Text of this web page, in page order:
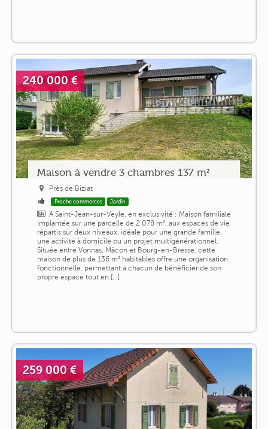
240 000 €
Maison à vendre 3 chambres 137 m²
Près de Biziat
Proche commerces Jardin
A Saint-Jean-sur-Veyle, en exclusivité : Maison familiale
implantée sur une parcelle de 2 078 m², aux espaces de vie
répartis sur deux niveaux, idéale pour une grande famille,
une activité à domicile ou un projet multigénérationnel.
Située entre Vonnas, Mâcon et Bourg-en-Bresse, cette
maison de plus de 136 m² habitables offre une organisation
fonctionnelle, permettant à chacun de bénéficier de son
propre espace tout en [...]
259 000 €